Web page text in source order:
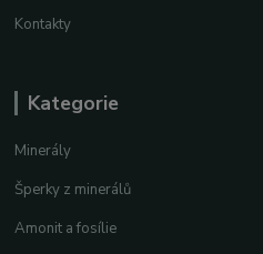
Kontakty
Kategorie
Minerály
Šperky z minerálů
Amonit a fosílie